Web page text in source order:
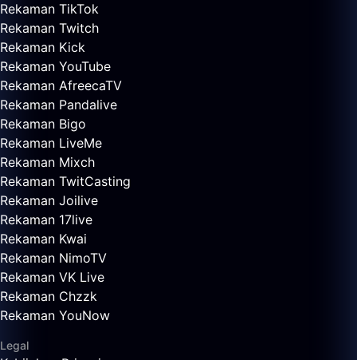
Rekaman TikTok
Rekaman Twitch
Rekaman Kick
Rekaman YouTube
Rekaman AfreecaTV
Rekaman Pandalive
Rekaman Bigo
Rekaman LiveMe
Rekaman Mixch
Rekaman TwitCasting
Rekaman Joilive
Rekaman 17live
Rekaman Kwai
Rekaman NimoTV
Rekaman VK Live
Rekaman Chzzk
Rekaman YouNow
Legal